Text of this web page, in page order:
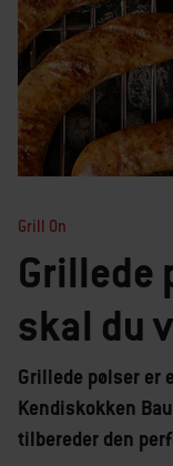
Grill On
Grillede
skal du
Grillede pølser er
Kendiskokken
tilbereder den